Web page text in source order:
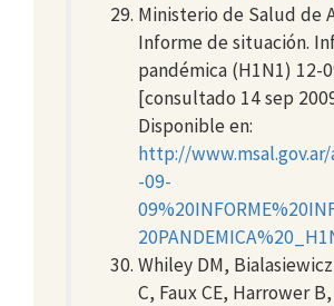
Ministerio de Salud de
Informe de situación.
pandémica (H1N1) 12-
[consultado 14 sep
Disponible en:
http://
-09-
Whiley DM,
C, Faux CE, Harrower